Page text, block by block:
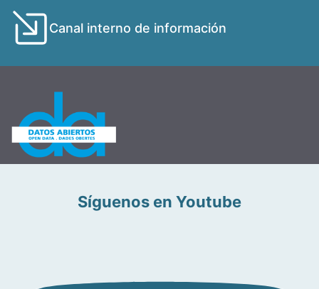
Canal interno de información
Síguenos en Youtube